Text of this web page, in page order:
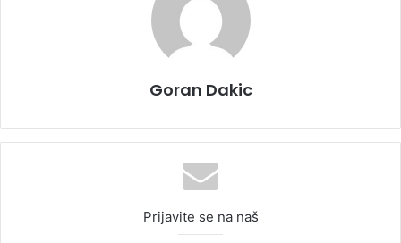
Goran Dakic
Prijavite se na naš